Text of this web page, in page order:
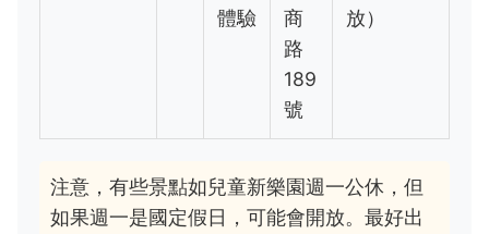
體驗
商
路
189
號
放）
注意，有些景點如兒童新樂園週一公休，但
如果週一是國定假日，可能會開放。最好出